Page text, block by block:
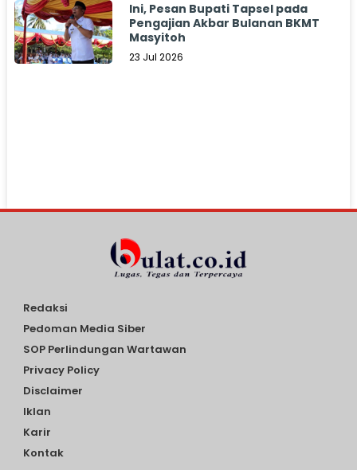
Ini, Pesan Bupati Tapsel pada
Pengajian Akbar Bulanan BKMT
Masyitoh
23 Jul 2026
Redaksi
Pedoman Media Siber
SOP Perlindungan Wartawan
Privacy Policy
Disclaimer
Iklan
Karir
Kontak